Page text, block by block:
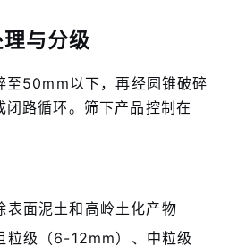
与分级
至50mm以下，再经圆锥破碎
路循环。筛下产品控制在
表面泥土和高岭土化产物
粒级（6-12mm）、中粒级